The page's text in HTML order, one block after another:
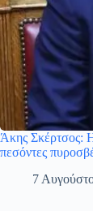
Άκης Σκέρτσος:
πεσόντες
7